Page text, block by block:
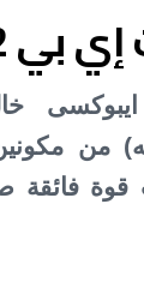
بي 402
من
قوة فائقة